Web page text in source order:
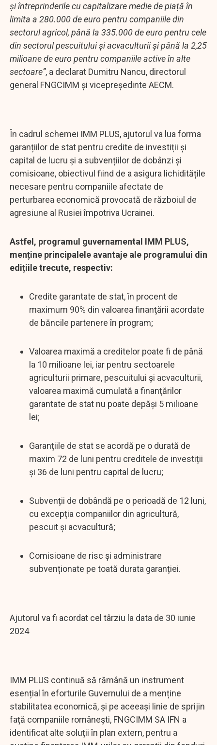
și întreprinderile cu capitalizare medie de piață în
limita a 280.000 de euro pentru companiile din
sectorul agricol, până la 335.000 de euro pentru cele
din sectorul pescuitului și acvaculturii și până la 2,25
milioane de euro pentru companiile active în alte
sectoare”, a declarat Dumitru Nancu, directorul
general FNGCIMM și vicepreședinte AECM.
În cadrul schemei IMM PLUS, ajutorul va lua forma
garanțiilor de stat pentru credite de investiții și
capital de lucru și a subvențiilor de dobânzi și
comisioane, obiectivul fiind de a asigura lichiditățile
necesare pentru companiile afectate de
perturbarea economică provocată de războiul de
agresiune al Rusiei împotriva Ucrainei.
Astfel, programul guvernamental IMM PLUS,
menține principalele avantaje ale programului din
edițiile trecute, respectiv:
Credite garantate de stat, în procent de
maximum 90% din valoarea finanţării acordate
de băncile partenere în program;
Valoarea maximă a creditelor poate fi de până
la 10 milioane lei, iar pentru sectoarele
agriculturii primare, pescuitului și acvaculturii,
valoarea maximă cumulată a finanţărilor
garantate de stat nu poate depăşi 5 milioane
lei;
Garanțiile de stat se acordă pe o durată de
maxim 72 de luni pentru creditele de investiții
și 36 de luni pentru capital de lucru;
Subvenții de dobândă pe o perioadă de 12 luni,
cu excepția companiilor din agricultură,
pescuit și acvacultură;
Comisioane de risc și administrare
subvenționate pe toată durata garanției.
Ajutorul va fi acordat cel târziu la data de 30 iunie
2024
IMM PLUS continuă să rămână un instrument
esențial în eforturile Guvernului de a menține
stabilitatea economică, și pe aceeași linie de sprijin
față companiile românești, FNGCIMM SA IFN a
identificat alte soluții în plan extern, pentru a